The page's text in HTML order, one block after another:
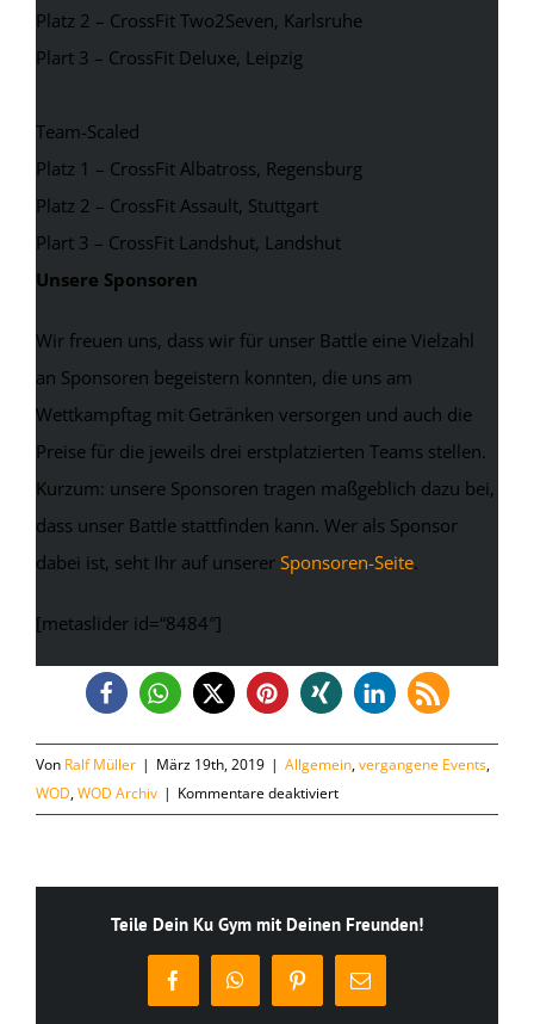
Platz 2 – CrossFit Two2Seven, Karlsruhe
Plart 3 – CrossFit Deluxe, Leipzig
Team-Scaled
Platz 1 – CrossFit Albatross, Regensburg
Platz 2 – CrossFit Assault, Stuttgart
Plart 3 – CrossFit Landshut, Landshut
Unsere Sponsoren
Wir freuen uns, dass wir für unser Battle eine Vielzahl
an Sponsoren begeistern konnten, die uns am
Wettkampftag mit Getränken versorgen und auch die
Preise für die jeweils drei erstplatzierten Teams stellen.
Kurzum: unsere Sponsoren tragen maßgeblich dazu bei,
dass unser Battle stattfinden kann. Wer als Sponsor
dabei ist, seht Ihr auf unserer Sponsoren-Seite.
[metaslider id=“8484″]
Von Ralf Müller | März 19th, 2019 | Allgemein,vergangene Events,
WOD,WOD Archiv | Kommentare deaktiviertfür
14.
Battle
Kulmbach
Teile Dein Ku Gym mit Deinen Freunden!
FacebookWhatsAppPinterest
E-
Mail